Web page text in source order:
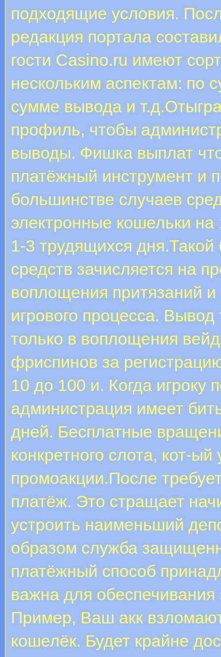
подходящие условия.
редакция портала
гости Casino.ru имеют
нескольким аспектам: по
сумме вывода и
профиль, чтобы
выводы. Фишка выплат
платёжный инструмент и
большинстве случаев
электронные кошельки
1-3 трудящихся
средств зачисляется на
воплощения притязаний
игрового процесса.
только в воплощения
фриспинов за
10 до 100 и. Когда игроку
администрация имеет
дней. Бесплатные
конкретного слота, кот-
промоакции.После
платёж. Это стращает
устроить наименьший
образом служба
платёжный способ
важна для
Пример, Ваш акк
кошелёк. Будет крайне